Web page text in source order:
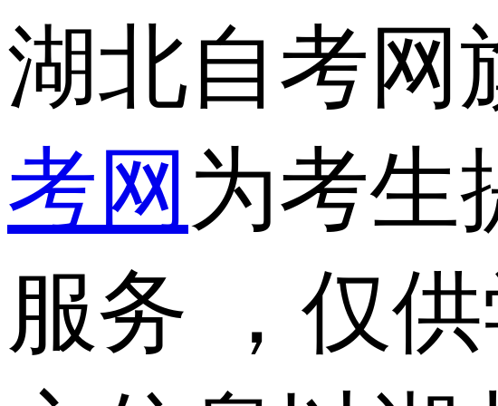
湖北自考网
考网 为考生
服务 ，仅